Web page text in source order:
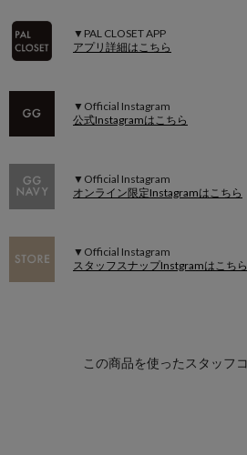
▼PAL CLOSET APP
アプリ詳細はこちら
▼Official Instagram
公式Instagramはこちら
▼Official Instagram
オンライン限定Instagramはこちら
▼Official Instagram
スタッフスナップInstgramはこちら